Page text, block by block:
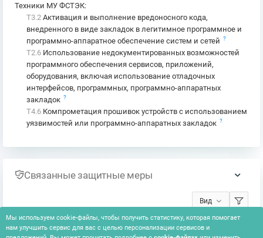
Техники МУ ФСТЭК:
T3.2 Активация и выполнение вредоносного кода,
внедренного в виде закладок в легитимное программное и
программно-аппаратное обеспечение систем и сетей ?
T2.6 Использование недокументированных возможностей
программного обеспечения сервисов, приложений,
оборудования, включая использование отладочных
интерфейсов, программных, программно-аппаратных
закладок ?
T4.6 Компрометация прошивок устройств с использованием
уязвимостей или программно-аппаратных закладок ?
Связанные защитные меры
Вид
Мы используем cookie-файлы, чтобы получить статистику, которая помогает
нам улучшить сервис для вас с целью персонализации сервисов и